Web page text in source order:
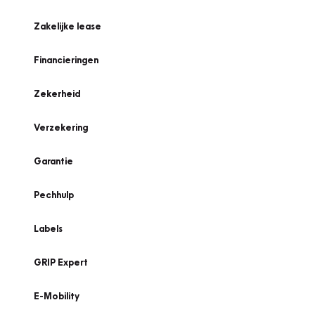
Zakelijke lease
Financieringen
Zekerheid
Verzekering
Garantie
Pechhulp
Labels
GRIP Expert
E-Mobility